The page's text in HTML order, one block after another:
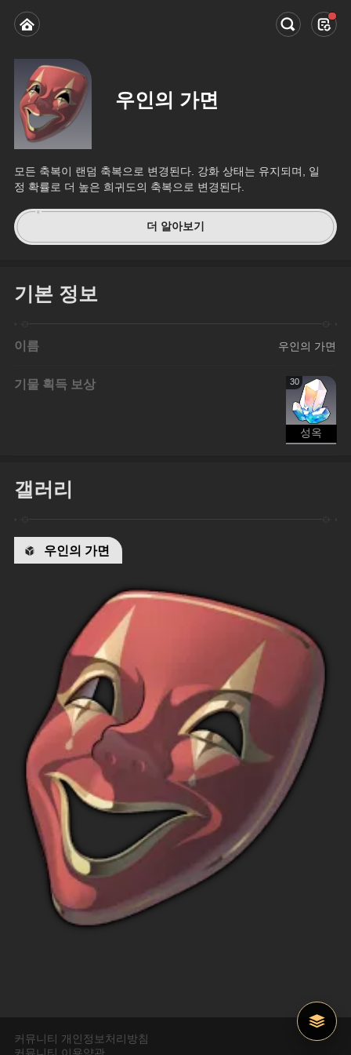
우인의 가면
모든 축복이 랜덤 축복으로 변경된다. 강화 상태는 유지되며, 일
정 확률로 더 높은 희귀도의 축복으로 변경된다.
더 알아보기
기본 정보
이름 우인의 가면
기물 획득 보상 30
성옥
갤러리
우인의 가면
커뮤니티 개인정보처리방침